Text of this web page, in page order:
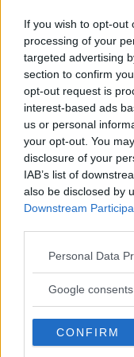
If you wish to opt-out
processing of your
targeted advertising
section to confirm
opt-out request is
interest-based ads
us or personal
your opt-out. You
disclosure of your
IAB’s list of
also be disclosed by
Downstream
Please note that this
not limited to your
use your data for
consent section.
Personal Data
Google consents
CONFIRM
Con la gonna, i
indossare un must
FRANCESCA ROMANA